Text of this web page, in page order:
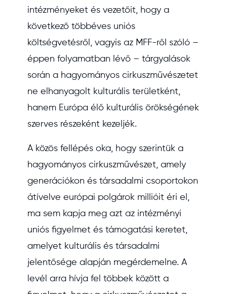
intézményeket és vezetőit, hogy a
következő többéves uniós
költségvetésről, vagyis az MFF-ről szóló –
éppen folyamatban lévő – tárgyalások
során a hagyományos cirkuszművészetet
ne elhanyagolt kulturális területként,
hanem Európa élő kulturális örökségének
szerves részeként kezeljék.
A közös fellépés oka, hogy szerintük a
hagyományos cirkuszművészet, amely
generációkon és társadalmi csoportokon
átívelve európai polgárok millióit éri el,
ma sem kapja meg azt az intézményi
uniós figyelmet és támogatási keretet,
amelyet kulturális és társadalmi
jelentősége alapján megérdemelne. A
levél arra hívja fel többek között a